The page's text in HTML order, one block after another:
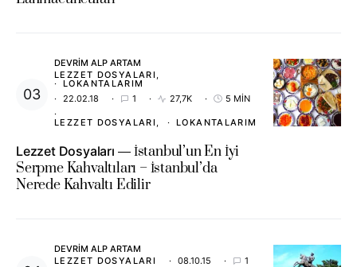
DEVRIM ALP ARTAM
LEZZET DOSYALARI
LOKANTALARIM
22.02.18
1 27,7K 5 MIN
LEZZET DOSYALARI LOKANTALARIM
Lezzet Dosyaları
İstanbul’un En İyi
Serpme Kahvaltıları – İstanbul’da
Nerede Kahvaltı Edilir
DEVRIM ALP ARTAM
LEZZET DOSYALARI
08.10.15
1